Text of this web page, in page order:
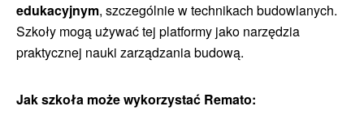
edukacyjnym, szczególnie w technikach budowlanych.
Szkoły mogą używać tej platformy jako narzędzia
praktycznej nauki zarządzania budową.
Jak szkoła może wykorzystać Remato: